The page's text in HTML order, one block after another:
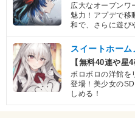
広大なオープンワ
魅力！アプデで移
和で、さらに遊び
スイートホーム
【無料40連や星
ボロボロの洋館を
登場！美少女の
しめる！